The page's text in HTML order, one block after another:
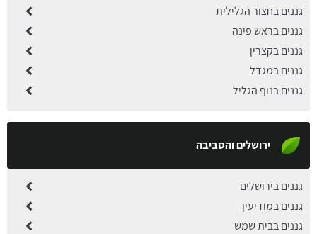
גננים בחצור הגלילית
גננים בראש פינה
גננים בקצרין
גננים במגדל
גננים בנוף הגליל
ירושלים והסביבה
גננים בירושלים
גננים במודיעין
גננים בבית שמש